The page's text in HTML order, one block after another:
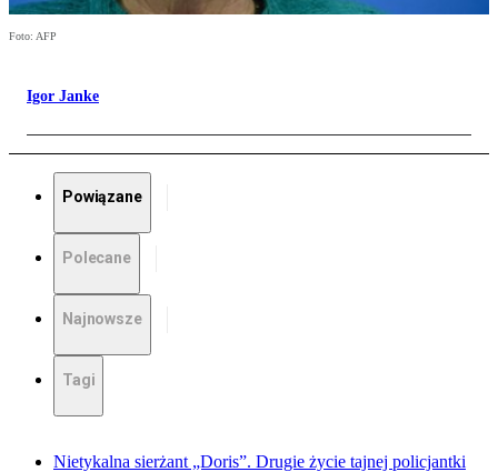
Foto: AFP
Igor Janke
Powiązane
Polecane
Najnowsze
Tagi
Nietykalna sierżant „Doris”. Drugie życie tajnej policjantki